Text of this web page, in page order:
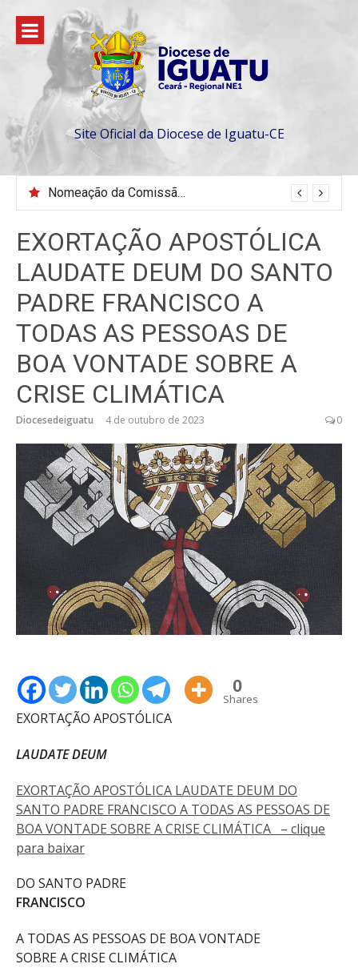
para
conteúdo
Site Oficial da Diocese de Iguatu-CE
Nomeação da Comissão da Escola Diaconal São Lourenço
EXORTAÇÃO APOSTÓLICA
LAUDATE DEUM DO SANTO
PADRE FRANCISCO A
TODAS AS PESSOAS DE
BOA VONTADE SOBRE A
CRISE CLIMÁTICA
Diocesedeiguatu 4 de outubro de 2023 0
0
Shares
EXORTAÇÃO APOSTÓLICA
LAUDATE DEUM
EXORTAÇÃO APOSTÓLICA LAUDATE DEUM DO
SANTO PADRE FRANCISCO A TODAS AS PESSOAS DE
BOA VONTADE SOBRE A CRISE CLIMÁTICA – clique
para baixar
DO SANTO PADRE
FRANCISCO
A TODAS AS PESSOAS DE BOA VONTADE
SOBRE A CRISE CLIMÁTICA